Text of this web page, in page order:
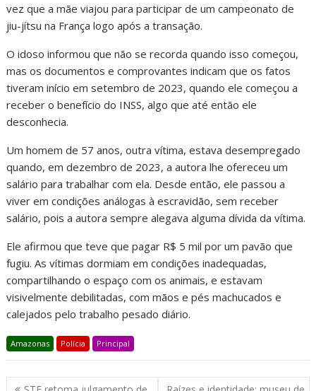
vez que a mãe viajou para participar de um campeonato de
jiu-jítsu na França logo após a transação.
O idoso informou que não se recorda quando isso começou,
mas os documentos e comprovantes indicam que os fatos
tiveram início em setembro de 2023, quando ele começou a
receber o benefício do INSS, algo que até então ele
desconhecia.
Um homem de 57 anos, outra vítima, estava desempregado
quando, em dezembro de 2023, a autora lhe ofereceu um
salário para trabalhar com ela. Desde então, ele passou a
viver em condições análogas à escravidão, sem receber
salário, pois a autora sempre alegava alguma dívida da vítima.
Ele afirmou que teve que pagar R$ 5 mil por um pavão que
fugiu. As vítimas dormiam em condições inadequadas,
compartilhando o espaço com os animais, e estavam
visivelmente debilitadas, com mãos e pés machucados e
calejados pelo trabalho pesado diário.
Amazonas Polícia Principal